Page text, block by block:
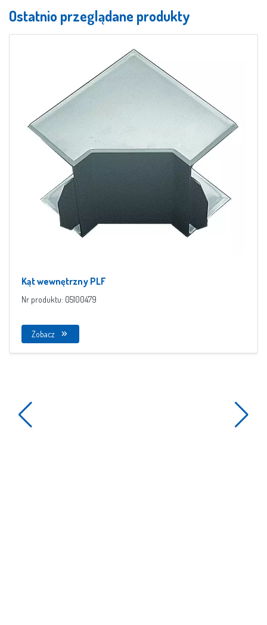
Ostatnio przeglądane produkty
Kąt wewnętrzny PLF
Nr produktu: 05100479
Zobacz